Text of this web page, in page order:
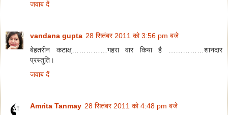
जवाब दें
vandana gupta 28 सितंबर 2011 को 3:56 pm बजे
बेहतरीन कटाक्ष्……………गहरा वार किया है ……………शानदार
प्रस्तुति।
जवाब दें
Amrita Tanmay 28 सितंबर 2011 को 4:48 pm बजे